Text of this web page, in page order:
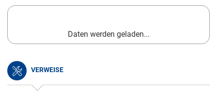
Daten werden geladen...
VERWEISE